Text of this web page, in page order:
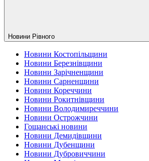
Новини Рiвного
Новини Костопільщини
Новини Березнівщини
Новини Зарічненщини
Новини Сарненщини
Новини Кореччини
Новини Рокитнівщини
Новини Володимиреччини
Новини Острожчини
Гощанські новини
Новини Демидівщини
Новини Дубенщини
Новини Дубровиччини